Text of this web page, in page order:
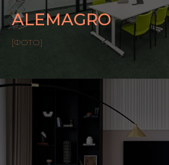
ALEMAGRO
[ФОТО]